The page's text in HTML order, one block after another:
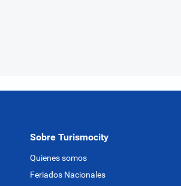
Sobre Turismocity
Quienes somos
Feriados Nacionales